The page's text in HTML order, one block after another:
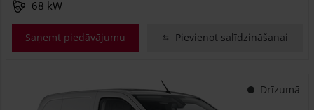
68 kW
Saņemt piedāvājumu Pievienot salīdzināšanai
Drīzumā